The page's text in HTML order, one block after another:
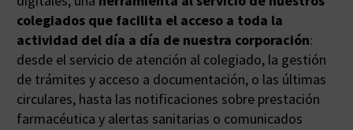
colegiados que facilita el acceso a toda la
actividad del día a día de nuestra corporación:
desde el servicio de atención al colegiado, la gestión
de trámites y acceso a documentación, o las últimas
circulares, hasta las notificaciones sobre prestación
farmacéutica y alertas sanitarias o comunicados